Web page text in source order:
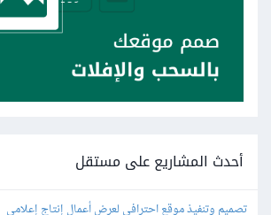
أحدث المشاريع على مستقل
تصميم وتنفيذ موقع احترافي لعرض أعمال إنتاج إعلامي